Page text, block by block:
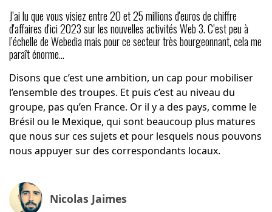
J’ai lu que vous visiez entre 20 et 25 millions d'euros de chiffre
d'affaires d'ici 2023 sur les nouvelles activités Web 3. C’est peu à
l’échelle de Webedia mais pour ce secteur très bourgeonnant, cela me
paraît énorme…
Disons que c’est une ambition, un cap pour mobiliser
l’ensemble des troupes. Et puis c’est au niveau du
groupe, pas qu’en France. Or il y a des pays, comme le
Brésil ou le Mexique, qui sont beaucoup plus matures
que nous sur ces sujets et pour lesquels nous pouvons
nous appuyer sur des correspondants locaux.
Nicolas Jaimes